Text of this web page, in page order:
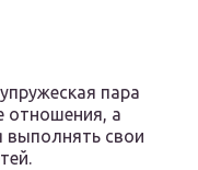
пара
отношения, а
выполнять свои